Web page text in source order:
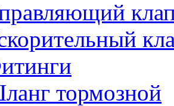
тормозной